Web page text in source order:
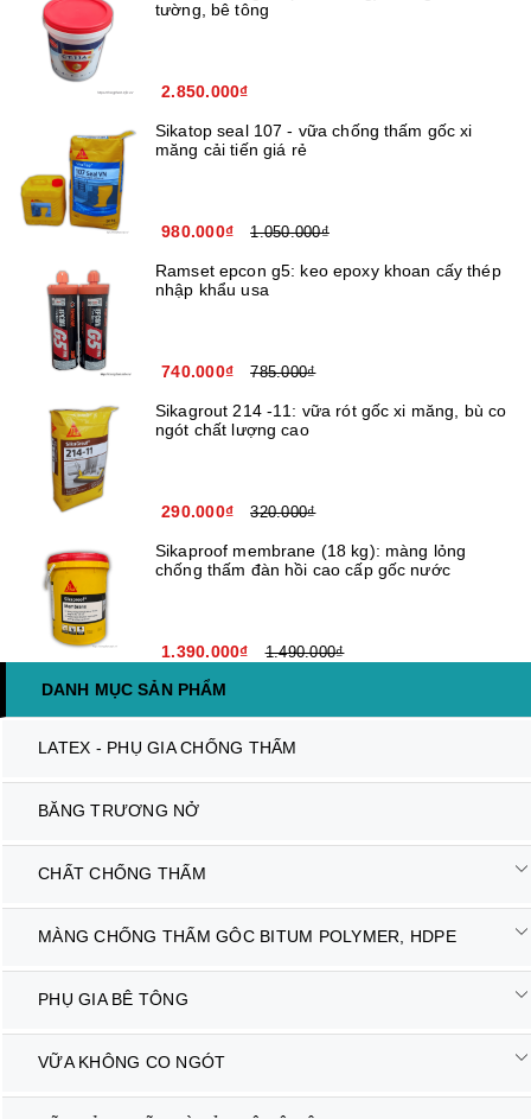
tường, bê tông
2.850.000₫
Sikatop seal 107 - vữa chống thấm gốc xi
măng cải tiến giá rẻ
980.000₫ 1.050.000₫
Ramset epcon g5: keo epoxy khoan cấy thép
nhập khẩu usa
740.000₫ 785.000₫
Sikagrout 214 -11: vữa rót gốc xi măng, bù co
ngót chất lượng cao
290.000₫ 320.000₫
Sikaproof membrane (18 kg): màng lỏng
chống thấm đàn hồi cao cấp gốc nước
1.390.000₫ 1.490.000₫
DANH MỤC SẢN PHẨM
LATEX - PHỤ GIA CHỐNG THẤM
BĂNG TRƯƠNG NỞ
CHẤT CHỐNG THẤM
MÀNG CHỐNG THẤM GÔC BITUM POLYMER, HDPE
PHỤ GIA BÊ TÔNG
VỮA KHÔNG CO NGÓT